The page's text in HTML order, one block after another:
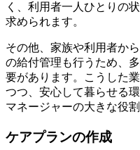
く、利用者一人ひとりの
求められます。
その他、家族や利用者か
の給付管理も行うため、
要があります。こうした
つつ、安心して暮らせる
マネージャーの大きな役割
ケアプランの作成